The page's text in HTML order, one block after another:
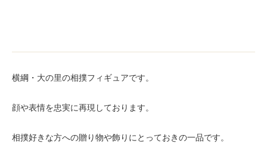
横綱・大の里の相撲フィギュアです。
顔や表情を忠実に再現しております。
相撲好きな方への贈り物や飾りにとっておきの一品です。